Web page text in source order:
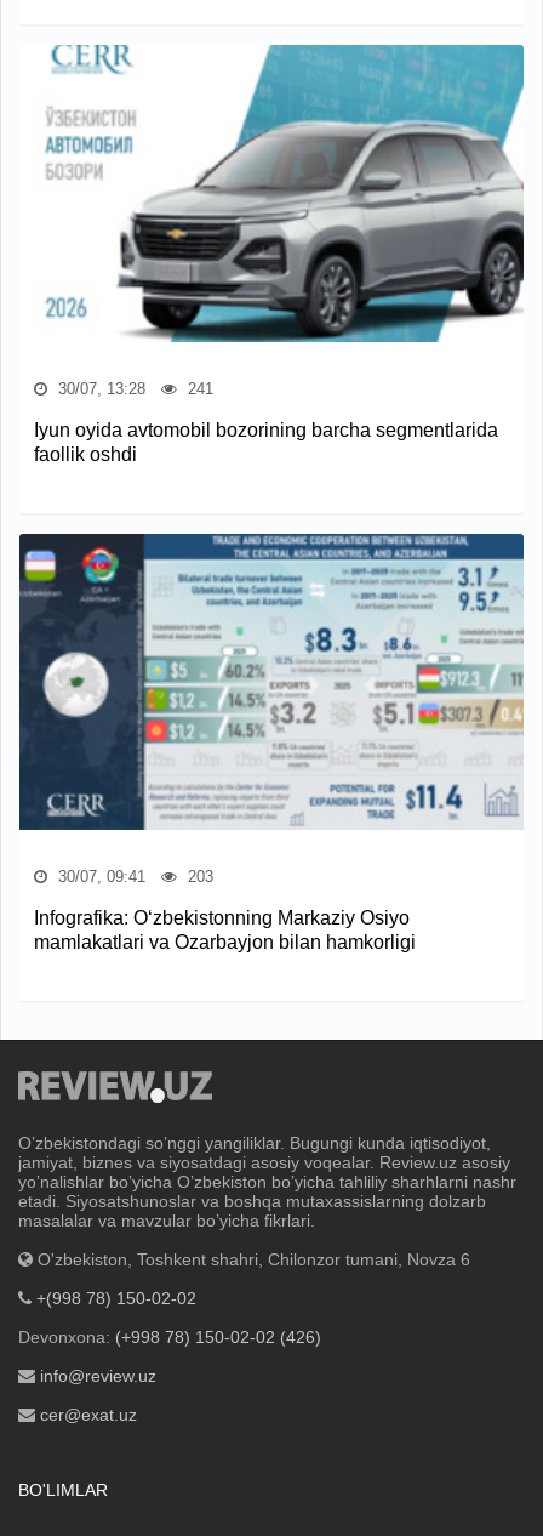
30/07, 13:28 241
Iyun oyida avtomobil bozorining barcha segmentlarida
faollik oshdi
30/07, 09:41 203
Infografika: O‘zbekistonning Markaziy Osiyo
mamlakatlari va Ozarbayjon bilan hamkorligi
Oʼzbekistondagi soʼnggi yangiliklar. Bugungi kunda iqtisodiyot,
jamiyat, biznes va siyosatdagi asosiy voqealar. Review.uz asosiy
yoʼnalishlar boʼyicha Oʼzbekiston boʼyicha tahliliy sharhlarni nashr
etadi. Siyosatshunoslar va boshqa mutaxassislarning dolzarb
masalalar va mavzular boʼyicha fikrlari.
O'zbekiston, Toshkent shahri, Chilonzor tumani, Novza 6
+(998 78) 150-02-02
Devonxona: (+998 78) 150-02-02 (426)
info@review.uz
cer@exat.uz
BO'LIMLAR